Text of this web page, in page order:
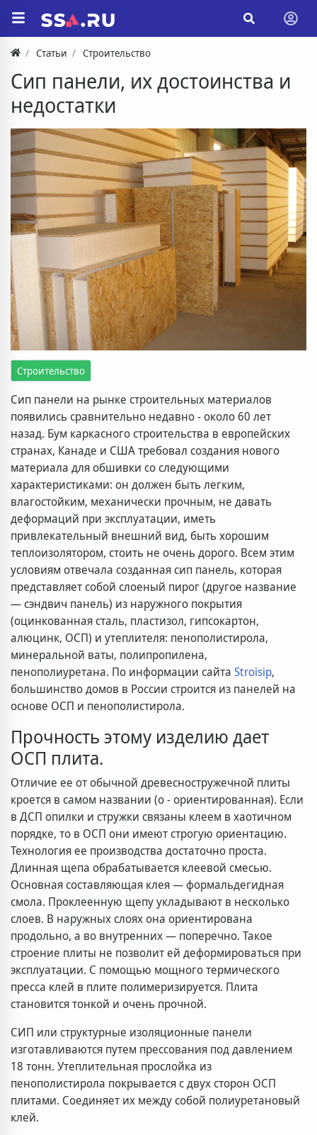
Статьи Строительство
Сип панели, их достоинства и
недостатки
Строительство
Сип панели на рынке строительных материалов
появились сравнительно недавно - около 60 лет
назад. Бум каркасного строительства в европейских
странах, Канаде и США требовал создания нового
материала для обшивки со следующими
характеристиками: он должен быть легким,
влагостойким, механически прочным, не давать
деформаций при эксплуатации, иметь
привлекательный внешний вид, быть хорошим
теплоизолятором, стоить не очень дорого. Всем этим
условиям отвечала созданная сип панель, которая
представляет собой слоеный пирог (другое название
— сэндвич панель) из наружного покрытия
(оцинкованная сталь, пластизол, гипсокартон,
алюцинк, ОСП) и утеплителя: пенополистирола,
минеральной ваты, полипропилена,
пенополиуретана. По информации сайта Stroisip,
большинство домов в России строится из панелей на
основе ОСП и пенополистирола.
Прочность этому изделию дает
ОСП плита.
Отличие ее от обычной древесностружечной плиты
кроется в самом названии (о - ориентированная). Если
в ДСП опилки и стружки связаны клеем в хаотичном
порядке, то в ОСП они имеют строгую ориентацию.
Технология ее производства достаточно проста.
Длинная щепа обрабатывается клеевой смесью.
Основная составляющая клея — формальдегидная
смола. Проклеенную щепу укладывают в несколько
слоев. В наружных слоях она ориентирована
продольно, а во внутренних — поперечно. Такое
строение плиты не позволит ей деформироваться при
эксплуатации. С помощью мощного термического
пресса клей в плите полимеризируется. Плита
становится тонкой и очень прочной.
СИП или структурные изоляционные панели
изготавливаются путем прессования под давлением
18 тонн. Утеплительная прослойка из
пенополистирола покрывается с двух сторон ОСП
плитами. Соединяет их между собой полиуретановый
клей.